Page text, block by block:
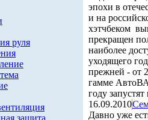
руля
защита
эпохи в
и на
хэтчбеком
прекращен
наиболее
уходящего
прежней - от
гамме
году
16.09.2010
Давно уже